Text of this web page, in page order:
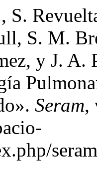
S.
S. M.
y J. A.
Seram,